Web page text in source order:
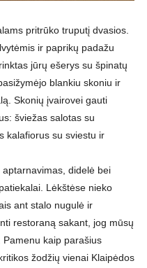
pritrūko truputį dvasios.
ir paprikų padažu
jūrų ešerys su špinatų
blankiu skoniu ir
Skonių įvairovei gauti
šviežas salotas su
kalafiorus su sviestu ir
didelė bei
Lėkštėse nieko
ant stalo nugulė ir
restoraną sakant, jog mūsų
kaip parašius
žodžių vienai Klaipėdos